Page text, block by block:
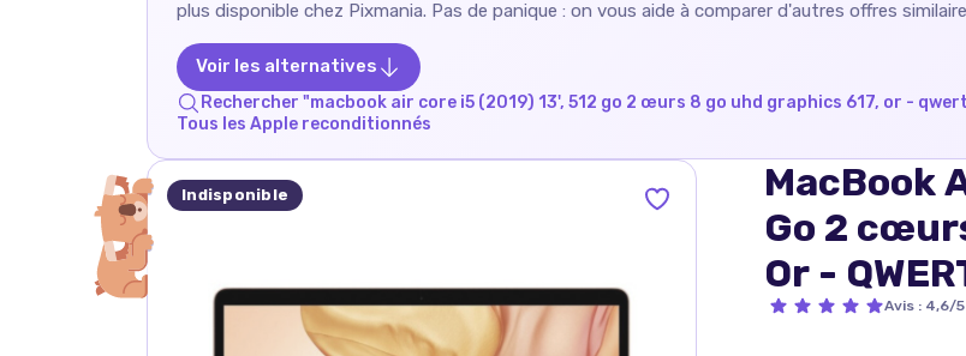
plus disponible chez Pixmania. Pas de panique : on vous aide à comparer d'autres offres
Voir les alternatives
Rechercher "macbook air core i5 (2019) 13', 512 go 2 œurs 8 go uhd graphics 617, or -
Tous les Apple reconditionnés
Indisponible
MacBook
Go 2
Or -
état
Avis: 4,6/5